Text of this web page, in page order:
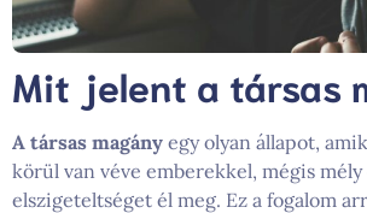
Mit jelent a társas
A társas magány egy olyan állapot,
körül van véve emberekkel, mégis
elszigeteltséget él meg. Ez a fogalom